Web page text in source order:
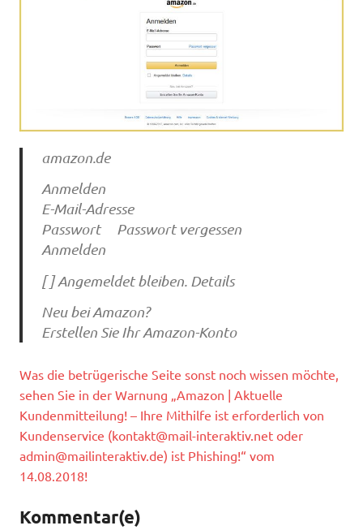
amazon.de
Anmelden
E-Mail-Adresse
Passwort Passwort vergessen
Anmelden
[ ] Angemeldet bleiben. Details
Neu bei Amazon?
Erstellen Sie Ihr Amazon-Konto
Was die betrügerische Seite sonst noch wissen möchte,
sehen Sie in der Warnung „Amazon | Aktuelle
Kundenmitteilung! – Ihre Mithilfe ist erforderlich von
Kundenservice (kontakt@mail-interaktiv.net oder
admin@mailinteraktiv.de) ist Phishing!“ vom
14.08.2018!
Kommentar(e)